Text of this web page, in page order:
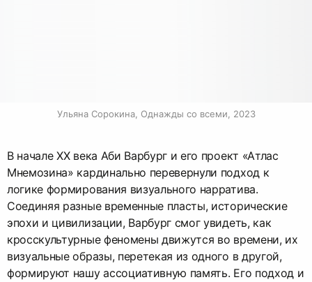
Ульяна Сорокина, Однажды со всеми, 2023
В начале XX века Аби Варбург и его проект «Атлас
Мнемозина» кардинально перевернули подход к
логике формирования визуального нарратива.
Соединяя разные временные пласты, исторические
эпохи и цивилизации, Варбург смог увидеть, как
кросскультурные феномены движутся во времени, их
визуальные образы, перетекая из одного в другой,
формируют нашу ассоциативную память. Его подход и